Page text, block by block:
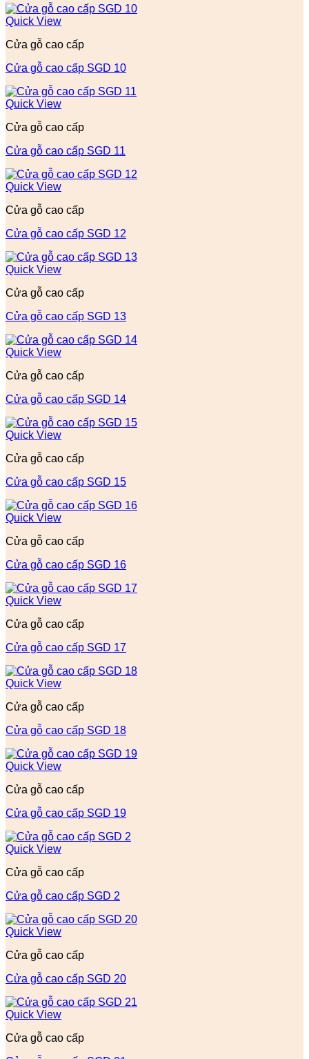
Quick View
Cửa gỗ cao cấp
Cửa gỗ cao cấp SGD 10
Quick View
Cửa gỗ cao cấp
Cửa gỗ cao cấp SGD 11
Quick View
Cửa gỗ cao cấp
Cửa gỗ cao cấp SGD 12
Quick View
Cửa gỗ cao cấp
Cửa gỗ cao cấp SGD 13
Quick View
Cửa gỗ cao cấp
Cửa gỗ cao cấp SGD 14
Quick View
Cửa gỗ cao cấp
Cửa gỗ cao cấp SGD 15
Quick View
Cửa gỗ cao cấp
Cửa gỗ cao cấp SGD 16
Quick View
Cửa gỗ cao cấp
Cửa gỗ cao cấp SGD 17
Quick View
Cửa gỗ cao cấp
Cửa gỗ cao cấp SGD 18
Quick View
Cửa gỗ cao cấp
Cửa gỗ cao cấp SGD 19
Quick View
Cửa gỗ cao cấp
Cửa gỗ cao cấp SGD 2
Quick View
Cửa gỗ cao cấp
Cửa gỗ cao cấp SGD 20
Quick View
Cửa gỗ cao cấp